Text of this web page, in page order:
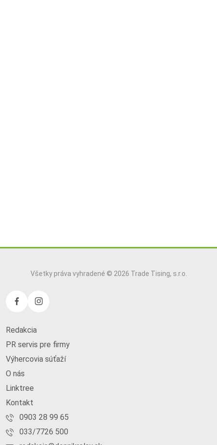
Všetky práva vyhradené © 2026 Trade Tising, s.r.o.
Redakcia
PR servis pre firmy
Výhercovia súťaží
O nás
Linktree
Kontakt
0903 28 99 65
033/7726 500